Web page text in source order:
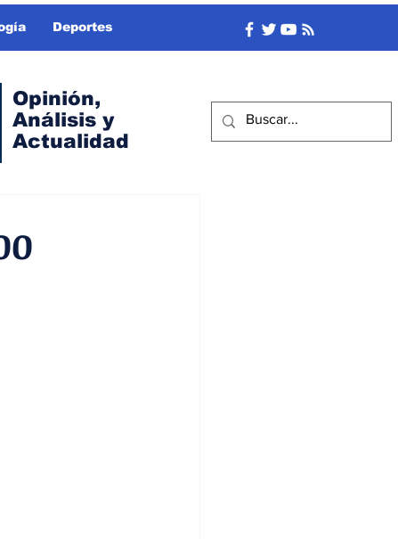
Deportes
Opinión,
Análisis y
Actualidad